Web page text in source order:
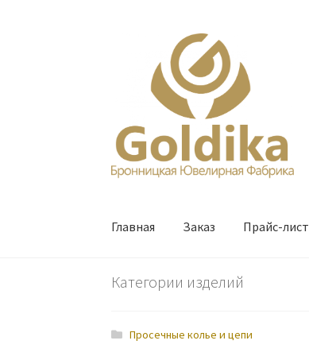
навигации
содержимому
Главная Заказ Прайс-лист
Категории изделий
Просечные колье и цепи